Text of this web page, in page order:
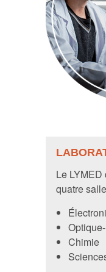
Le
quatre
Chimie